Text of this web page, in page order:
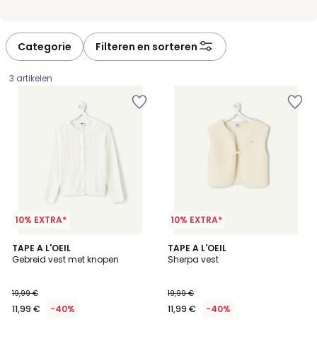
Categorie Filteren en sorteren
3 artikelen
10% EXTRA*
TAPE A L'OEIL
Gebreid vest met knopen
€
In
19,99 €
11,99 € -40%
10% EXTRA*
TAPE A L'OEIL
Sherpa vest
19,99 €
11,99 € -40%